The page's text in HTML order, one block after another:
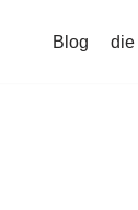
Blog die